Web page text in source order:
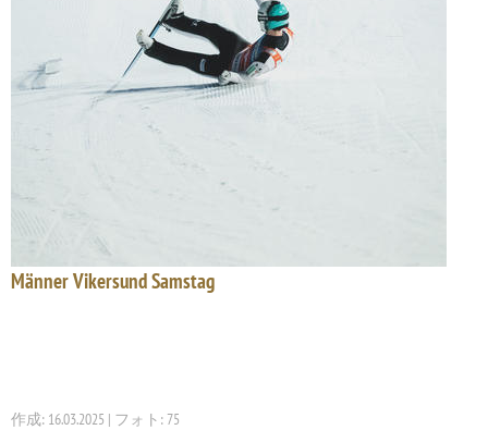
Männer Vikersund Samstag
作成: 16.03.2025 | フォト: 75